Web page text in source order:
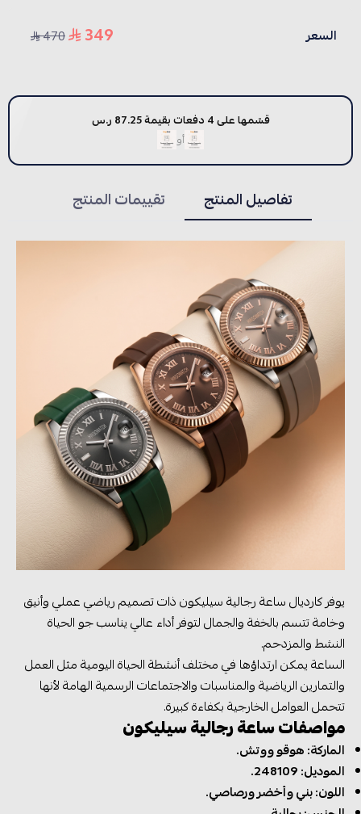
السعر 349
470
قسّمها على 4 دفعات بقيمة 87.25 ر.س
أو
تفاصيل المنتج تقييمات المنتج
يوفر كارديال ساعة رجالية سيليكون ذات تصميم رياضي عملي وأنيق
وخامة تتسم بالخفة والجمال لتوفر أداء عالي يناسب جو الحياة
النشط والمزدحم.
الساعة يمكن ارتداؤها في مختلف أنشطة الحياة اليومية مثل العمل
والتمارين الرياضية والمناسبات والاجتماعات الرسمية الهامة لأنها
تتحمل العوامل الخارجية بكفاءة كبيرة.
مواصفات ساعة رجالية سيليكون
الماركة: هوقو ووتش.
الموديل: 248109.
اللون: بني وأخضر ورصاصي.